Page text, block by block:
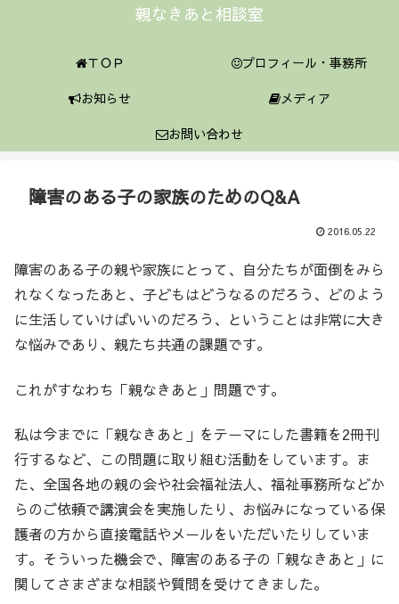
親なきあと相談室
ＴＯＰ
プロフィール・事務所
お知らせ
メディア
お問い合わせ
障害のある子の家族のためのQ&A
2016.05.22
障害のある子の親や家族にとって、自分たちが面倒をみら
れなくなったあと、子どもはどうなるのだろう、どのよう
に生活していけばいいのだろう、ということは非常に大き
な悩みであり、親たち共通の課題です。
これがすなわち「親なきあと」問題です。
私は今までに「親なきあと」をテーマにした書籍を2冊刊
行するなど、この問題に取り組む活動をしています。ま
た、全国各地の親の会や社会福祉法人、福祉事務所などか
らのご依頼で講演会を実施したり、お悩みになっている保
護者の方から直接電話やメールをいただいたりしていま
す。そういった機会で、障害のある子の「親なきあと」に
関してさまざまな相談や質問を受けてきました。